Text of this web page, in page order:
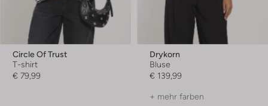
Circle Of Trust
T-shirt
€ 79,99
Drykorn
Bluse
€ 139,99
+ mehr farben